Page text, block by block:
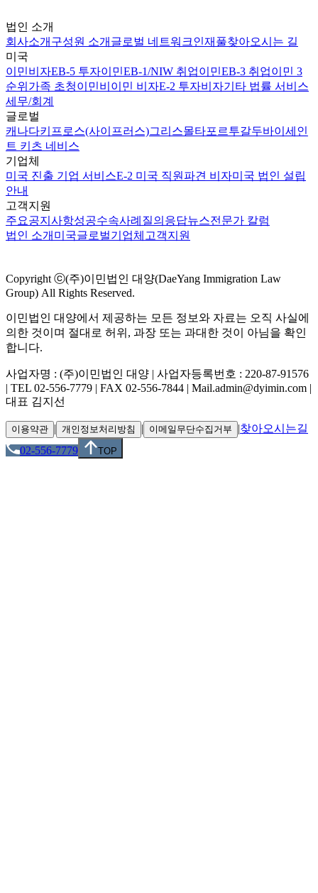
법인 소개
회사소개 구성원 소개 글로벌 네트워크인재풀찾아오시는 길
미국
이민비자EB-5 투자이민EB-1/NIW 취업이민EB-3 취업이민 3
순위 가족 초청이민비이민 비자E-2 투자비자기타 법률 서비스
세무/회계
글로벌
캐나다키프로스(사이프러스)그리스몰타포르투갈두바이 세인
트 키츠 네비스
기업체
미국 진출 기업 서비스E-2 미국 직원파견 비자미국 법인 설립
안내
고객지원
주요공지사항성공수속사례 질의응답뉴스전문가 칼럼
법인 소개 미국글로벌기업체 고객지원
Copyright ⓒ(주)이민법인 대양(DaeYang Immigration Law
Group) All Rights Reserved.
이민법인 대양에서 제공하는 모든 정보와 자료는 오직 사실에
의한 것이며 절대로 허위, 과장 또는 과대한 것이 아님을 확인
합니다.
사업자명 : (주)이민법인 대양 | 사업자등록번호 : 220-87-91576
| TEL 02-556-7779 | FAX 02-556-7844 | Mail.admin@dyimin.com |
대표 김지선
이용약관 | 개인정보처리방침 | 이메일무단수집거부 |찾아오시는길
02-556-7779
TOP